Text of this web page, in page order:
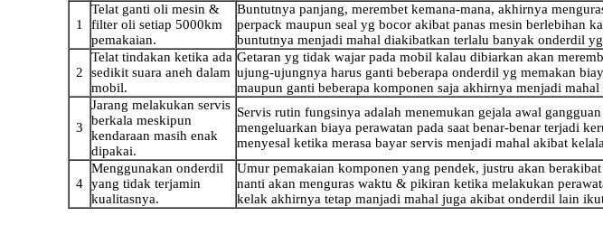
1
Telat ganti oli mesin &
filter oli setiap 5000km
pemakaian.
Buntutnya panjang, merembet kemana-mana, akhirnya
perpack maupun seal yg bocor akibat panas mesin berlebihan
buntutnya menjadi mahal diakibatkan terlalu banyak onderdil
2
Telat tindakan ketika ada
sedikit suara aneh dalam
mobil.
Getaran yg tidak wajar pada mobil kalau dibiarkan akan
ujung-ujungnya harus ganti beberapa onderdil yg memakan
maupun ganti beberapa komponen saja akhirnya menjadi
3
Jarang melakukan servis
berkala meskipun
kendaraan masih enak
dipakai.
Servis rutin fungsinya adalah menemukan gejala awal
mengeluarkan biaya perawatan pada saat benar-benar terjadi
menyesal ketika merasa bayar servis menjadi mahal akibat
4
Menggunakan onderdil
yang tidak terjamin
kualitasnya.
Umur pemakaian komponen yang pendek, justru akan
nanti akan menguras waktu & pikiran ketika melakukan
kelak akhirnya tetap manjadi mahal juga akibat onderdil lain